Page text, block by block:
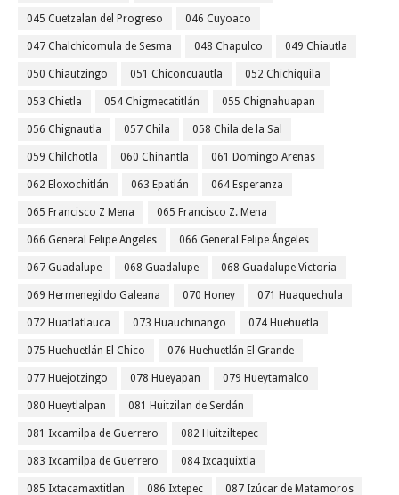
045 Cuetzalan del Progreso 046 Cuyoaco
047 Chalchicomula de Sesma 048 Chapulco 049 Chiautla
050 Chiautzingo 051 Chiconcuautla 052 Chichiquila
053 Chietla 054 Chigmecatitlán 055 Chignahuapan
056 Chignautla 057 Chila 058 Chila de la Sal
059 Chilchotla 060 Chinantla 061 Domingo Arenas
062 Eloxochitlán 063 Epatlán 064 Esperanza
065 Francisco Z Mena 065 Francisco Z. Mena
066 General Felipe Angeles 066 General Felipe Ángeles
067 Guadalupe 068 Guadalupe 068 Guadalupe Victoria
069 Hermenegildo Galeana 070 Honey 071 Huaquechula
072 Huatlatlauca 073 Huauchinango 074 Huehuetla
075 Huehuetlán El Chico 076 Huehuetlán El Grande
077 Huejotzingo 078 Hueyapan 079 Hueytamalco
080 Hueytlalpan 081 Huitzilan de Serdán
081 Ixcamilpa de Guerrero 082 Huitziltepec
083 Ixcamilpa de Guerrero 084 Ixcaquixtla
085 Ixtacamaxtitlan 086 Ixtepec 087 Izúcar de Matamoros